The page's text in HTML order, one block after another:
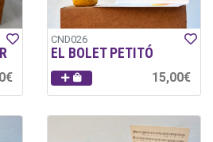
CND026
EL BOLET PETITÓ
15,00€